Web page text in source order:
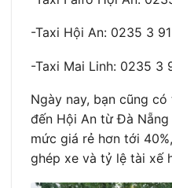
-Taxi Hội An: 0235 3
-Taxi Mai Linh: 0235 3
Ngày nay, bạn cũng
đến Hội An từ Đà
mức giá rẻ hơn tới
ghép xe và tỷ lệ tài xế